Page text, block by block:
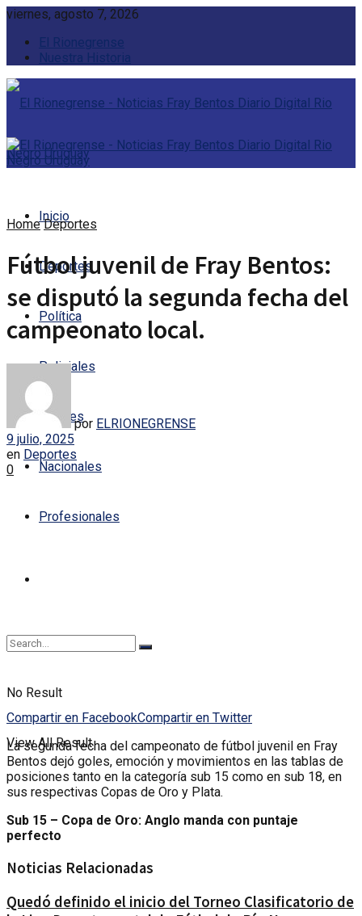
viernes, agosto 7, 2026
El Rionegrense
Nuestra Historia
Inicio
Deportes
Política
Policiales
Locales
Nacionales
Profesionales
No Result
View All Result
Home Deportes
Fútbol juvenil de Fray Bentos:
se disputó la segunda fecha del
campeonato local.
por ELRIONEGRENSE
9 julio, 2025
en Deportes
0
Compartir en FacebookCompartir en Twitter
La segunda fecha del campeonato de fútbol juvenil en Fray
Bentos dejó goles, emoción y movimientos en las tablas de
posiciones tanto en la categoría sub 15 como en sub 18, en
sus respectivas Copas de Oro y Plata.
Sub 15 – Copa de Oro: Anglo manda con puntaje
perfecto
Noticias Relacionadas
Quedó definido el inicio del Torneo Clasificatorio de